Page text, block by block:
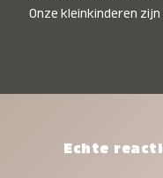
Onze kleinkinderen
het waard.Echte